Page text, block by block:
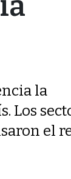
la
Los
el